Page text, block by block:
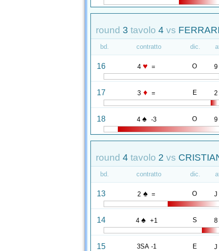
round 3 tavolo 4 vs
bd. contratto dic.
16 4 ♥ = O 9
17 3 ♦ = E 2
18 4 ♠ -3 O 9
round 4 tavolo 2 vs
bd. contratto dic.
13 2 ♠ = O J
14 4 ♠ +1 S 8
15 3SA -1 E J